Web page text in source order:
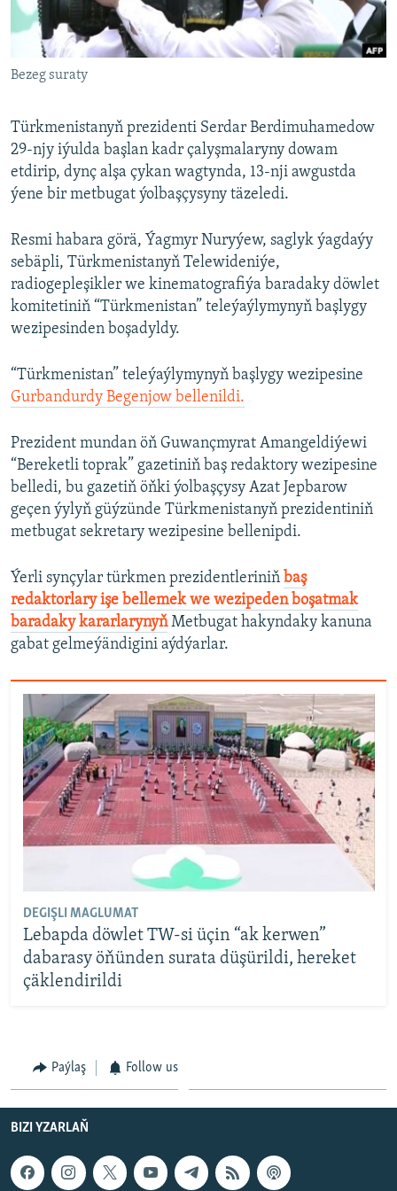
Bezeg suraty
Türkmenistanyň prezidenti Serdar Berdimuhamedow
29-njy iýulda başlan kadr çalyşmalaryny dowam
etdirip, dynç alşa çykan wagtynda, 13-nji awgustda
ýene bir metbugat ýolbaşçysyny täzeledi.
Resmi habara görä, Ýagmyr Nuryýew, saglyk ýagdaýy
sebäpli, Türkmenistanyň Telewideniýe,
radiogepleşikler we kinematografiýa baradaky döwlet
komitetiniň “Türkmenistan” teleýaýlymynyň başlygy
wezipesinden boşadyldy.
“Türkmenistan” teleýaýlymynyň başlygy wezipesine
Gurbandurdy Begenjow bellenildi.
Prezident mundan öň Guwançmyrat Amangeldiýewi
“Bereketli toprak” gazetiniň baş redaktory wezipesine
belledi, bu gazetiň öňki ýolbaşçysy Azat Jepbarow
geçen ýylyň güýzünde Türkmenistanyň prezidentiniň
metbugat sekretary wezipesine bellenipdi.
Ýerli synçylar türkmen prezidentleriniň baş
redaktorlary işe bellemek we wezipeden boşatmak
baradaky kararlarynyňMetbugat hakyndaky kanuna
gabat gelmeýändigini aýdýarlar.
DEGIŞLI MAGLUMAT
Lebapda döwlet TW-si üçin “ak kerwen”
dabarasy öňünden surata düşürildi, hereket
çäklendirildi
Paýlaş Follow us
BIZI YZARLAŇ